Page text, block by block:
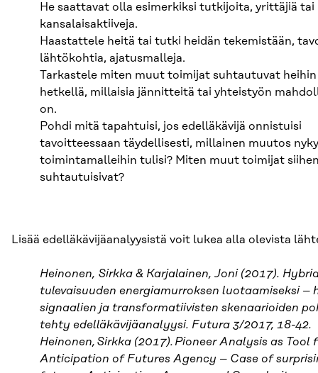
He saattavat olla esimerkiksi tutkijoita, yrittäjiä tai
kansalaisaktiiveja.
Haastattele heitä tai tutki heidän tekemistään,
lähtökohtia, ajatusmalleja.
Tarkastele miten muut toimijat suhtautuvat
hetkellä, millaisia jännitteitä tai yhteistyön
on.
Pohdi mitä tapahtuisi, jos edelläkävijä onnistuisi
tavoitteessaan täydellisesti, millainen muutos
toimintamalleihin tulisi? Miten muut toimijat
suhtautuisivat?
Lisää edelläkävijäanalyysistä voit lukea alla olevista
Heinonen, Sirkka & Karjalainen, Joni (2017).
tulevaisuuden energiamurroksen luotaamiseksi –
signaalien ja transformatiivisten skenaarioiden
tehty edelläkävijäanalyysi. Futura 3/2017, 18-42.
Heinonen, Sirkka (2017). Pioneer Analysis as Tool
Anticipation of Futures Agency – Case of